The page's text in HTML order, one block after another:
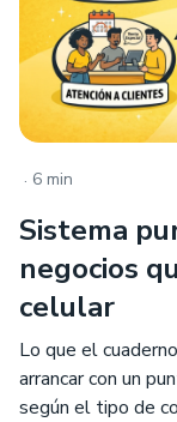
. 6 min
Sistema
negocios
celular
Lo que el
arrancar con un
según el tipo de